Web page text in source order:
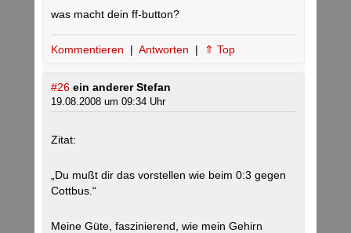
was macht dein ff-button?
Kommentieren | Antworten | ⇑ Top
#26 ein anderer Stefan
19.08.2008 um 09:34 Uhr
Zitat:
„Du mußt dir das vorstellen wie beim 0:3 gegen
Cottbus.“
Meine Güte, faszinierend, wie mein Gehirn